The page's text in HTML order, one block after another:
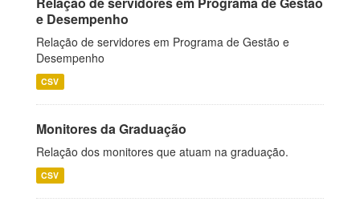
e Desempenho
Relação de servidores em Programa de Gestão e
Desempenho
CSV
Monitores da Graduação
Relação dos monitores que atuam na graduação.
CSV